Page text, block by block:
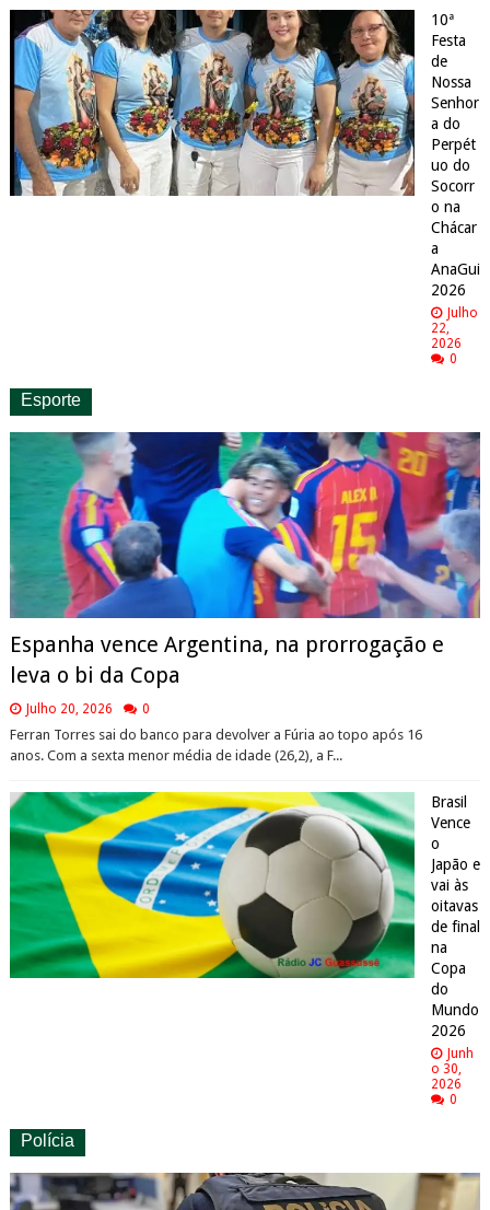
10ª
Festa
de
Nossa
Senhor
a do
Perpét
uo do
Socorr
o na
Chácar
a
AnaGui
2026
Julho
22,
2026
0
Esporte
Espanha vence Argentina, na prorrogação e
leva o bi da Copa
Julho 20, 2026 0
Ferran Torres sai do banco para devolver a Fúria ao topo após 16
anos. Com a sexta menor média de idade (26,2), a F...
Brasil
Vence
o
Japão e
vai às
oitavas
de final
na
Copa
do
Mundo
2026
Junh
o 30,
2026
0
Polícia